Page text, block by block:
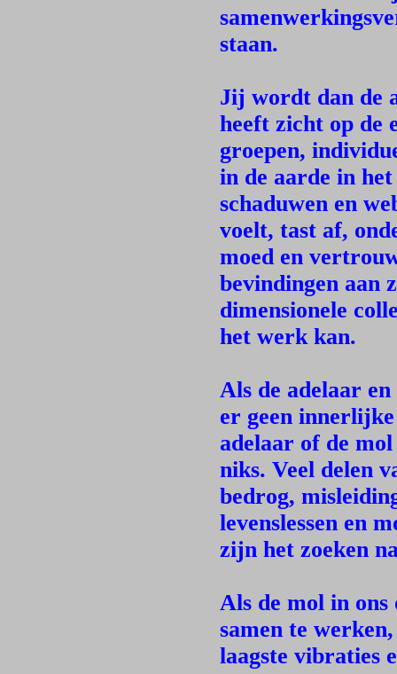
staan.
Jij wordt dan de
heeft zicht op de
groepen,
in de aarde in
schaduwen en
voelt, tast af,
moed en
bevindingen aan
dimensionele
het werk kan.
Als de adelaar
er geen
adelaar of de
niks. Veel delen
bedrog,
levenslessen en
zijn het zoeken
Als de mol in ons
samen te
laagste vibraties